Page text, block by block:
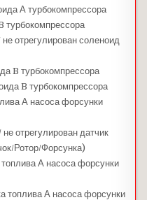
А турбокомпрессора
турбокомпрессора
отрегулирован соленоид
B турбокомпрессора
B турбокомпрессора
А насоса форсунки
отрегулирован датчик
Ротор/Форсунка)
А насоса форсунки
топлива А насоса форсунки